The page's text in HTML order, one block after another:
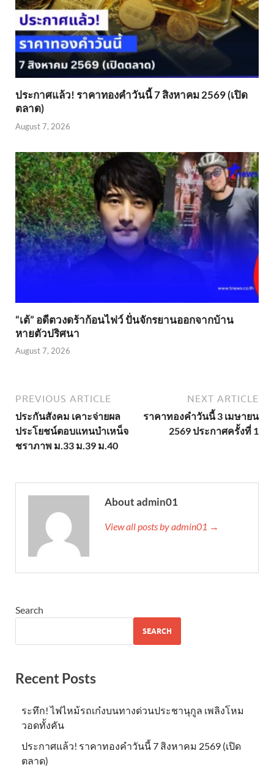
ประกาศแล้ว! ราคาทองคำวันนี้ 7 สิงหาคม 2569 (เปิด
ตลาด)
August 7, 2026
“เต้” อดีตวงดร้าก้อนไฟว์ ปั่นจักรยานออกจากบ้าน
หายตัวปริศนา
August 7, 2026
PREVIOUS ARTICLE
ประกันสังคม เคาะจ่ายผล
ประโยชน์ตอบแทนบำเหน็จ
ชราภาพ ม.33 ม.39 ม.40
NEXT ARTICLE
ราคาทองคำวันนี้ 3 เมษายน
2569 ประกาศครั้งที่ 1
About admin01
View all posts by admin01 →
Search
SEARCH
Recent Posts
ระทึก! ไฟไหม้รถเก๋งบนทางด่วนประชานุกูล เพลิงโหม
วอดทั้งคัน
ประกาศแล้ว! ราคาทองคำวันนี้ 7 สิงหาคม 2569 (เปิด
ตลาด)